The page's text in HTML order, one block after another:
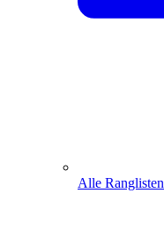
Alle Ranglisten